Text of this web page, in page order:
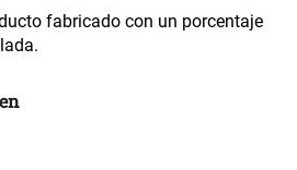
fabricado con un porcentaje
S/ 99.90S/ 39.90